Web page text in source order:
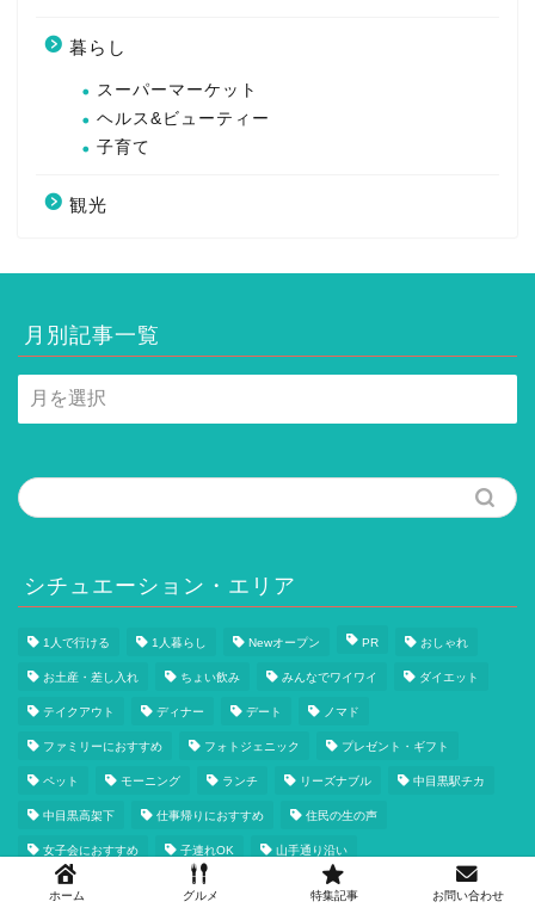
暮らし
スーパーマーケット
ヘルス&ビューティー
子育て
観光
月別記事一覧
月
別
一
覧
シチュエーション・エリア
1人で行ける 1人暮らし Newオープン PR おしゃれ
お土産・差し入れ ちょい飲み みんなでワイワイ ダイエット
テイクアウト ディナー デート ノマド
ファミリーにおすすめ フォトジェニック プレゼント・ギフト
ペット モーニング ランチ リーズナブル 中目黒駅チカ
中目黒高架下 仕事帰りにおすすめ 住民の生の声
女子会におすすめ 子連れOK 山手通り沿い
恵比寿・代官山エリア 東山 池尻大橋
ホーム グルメ 特集記事 お問い合わせ